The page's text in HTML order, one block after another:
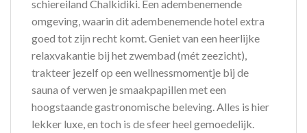
schiereiland Chalkidiki. Een adembenemende
omgeving, waarin dit adembenemende hotel extra
goed tot zijn recht komt. Geniet van een heerlijke
relaxvakantie bij het zwembad (mét zeezicht),
trakteer jezelf op een wellnessmomentje bij de
sauna of verwen je smaakpapillen met een
hoogstaande gastronomische beleving. Alles is hier
lekker luxe, en toch is de sfeer heel gemoedelijk.